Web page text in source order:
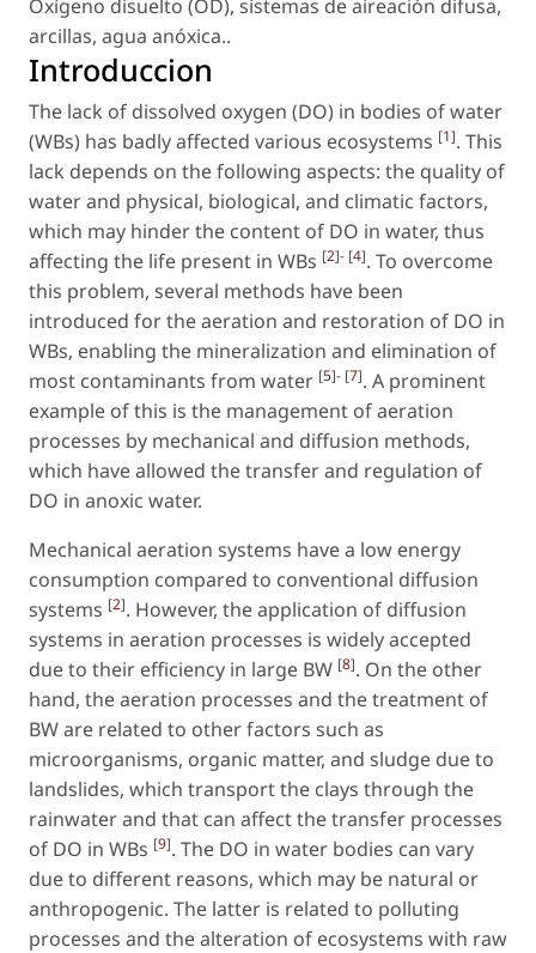
Oxígeno disuelto (OD), sistemas de aireación difusa,
arcillas, agua anóxica..
Introduccion
The lack of dissolved oxygen (DO) in bodies of water
(WBs) has badly affected various ecosystems [1]. This
lack depends on the following aspects: the quality of
water and physical, biological, and climatic factors,
which may hinder the content of DO in water, thus
affecting the life present in WBs [2]- [4]. To overcome
this problem, several methods have been
introduced for the aeration and restoration of DO in
WBs, enabling the mineralization and elimination of
most contaminants from water [5]- [7]. A prominent
example of this is the management of aeration
processes by mechanical and diffusion methods,
which have allowed the transfer and regulation of
DO in anoxic water.
Mechanical aeration systems have a low energy
consumption compared to conventional diffusion
systems [2]. However, the application of diffusion
systems in aeration processes is widely accepted
due to their efficiency in large BW [8]. On the other
hand, the aeration processes and the treatment of
BW are related to other factors such as
microorganisms, organic matter, and sludge due to
landslides, which transport the clays through the
rainwater and that can affect the transfer processes
of DO in WBs [9]. The DO in water bodies can vary
due to different reasons, which may be natural or
anthropogenic. The latter is related to polluting
processes and the alteration of ecosystems with raw